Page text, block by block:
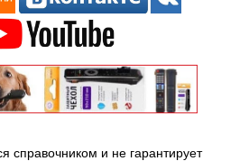
справочником и не гарантирует